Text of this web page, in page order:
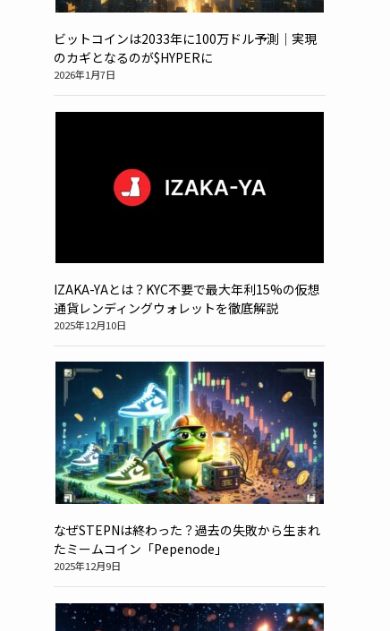
ビットコインは2033年に100万ドル予測｜実現
のカギとなるのが$HYPERに
2026年1月7日
IZAKA-YAとは？KYC不要で最大年利15%の仮想
通貨レンディングウォレットを徹底解説
2025年12月10日
なぜSTEPNは終わった？過去の失敗から生まれ
たミームコイン「Pepenode」
2025年12月9日